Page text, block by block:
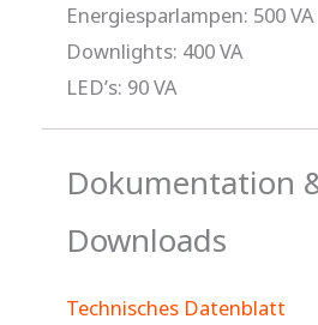
Energiesparlampen: 500 VA
Downlights: 400 VA
LED’s: 90 VA
Dokumentation
Downloads
Technisches Datenblatt